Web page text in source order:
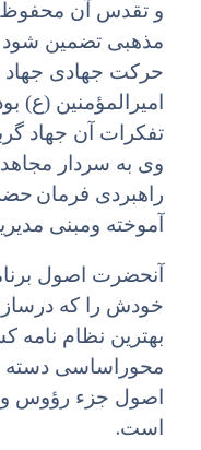
و تقدس آن محفوظ
مذهبی تضمین شود .
حرکت جهادی جهاد
امیرالمؤمنین (ع)
تفکرات آن جهاد
وی به سردار
راهبردی فرمان
آموخته ومبنی
آنحضرت اصول
خودش را که
بهترین نظام نامه
محوراساسی دسته
اصول جزء رؤوس
است.